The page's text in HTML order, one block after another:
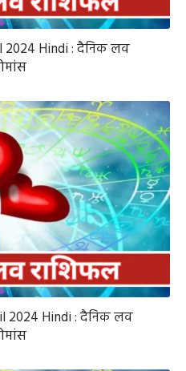
2024 Hindi : दैनिक लव
2024 Hindi : दैनिक लव